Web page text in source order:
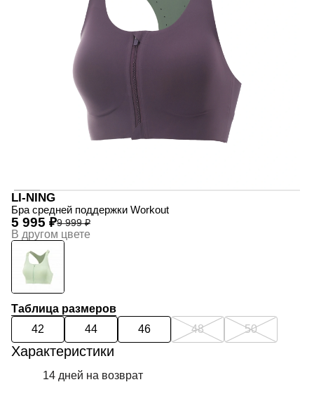
LI-NING
Бра средней поддержки Workout
9 999 ₽
5 995 ₽
В другом цвете
Таблица размеров
42
44 46 48 50
Характеристики
14 дней на возврат